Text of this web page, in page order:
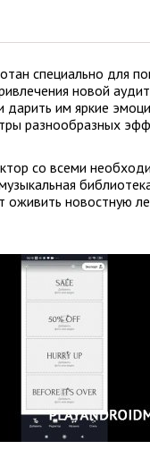
специально для
новой
им яркие
разнообразных
со всеми
оживить новостную